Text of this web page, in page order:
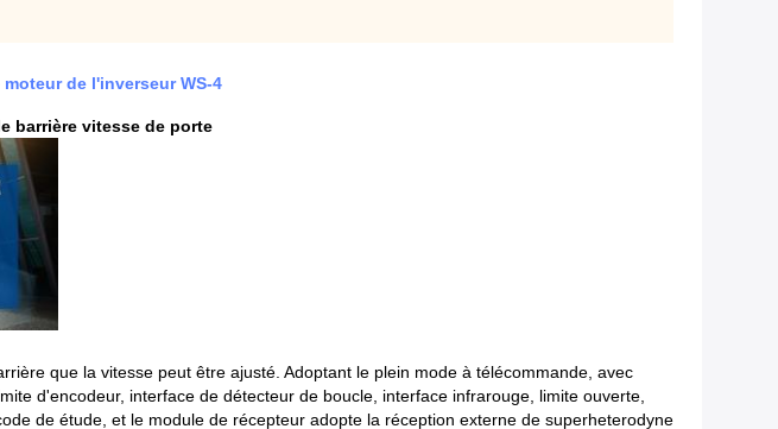
de l'inverseur WS-4
barrière vitesse de porte
que la vitesse peut être ajusté. Adoptant le plein mode à télécommande, avec
d'encodeur, interface de détecteur de boucle, interface infrarouge, limite ouverte,
de étude, et le module de récepteur adopte la réception externe de superheterodyne